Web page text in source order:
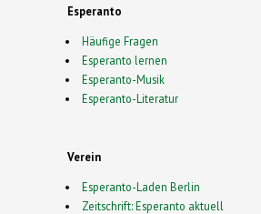
Esperanto
Häufige Fragen
Esperanto lernen
Esperanto-Musik
Esperanto-Literatur
Verein
Esperanto-Laden Berlin
Zeitschrift: Esperanto aktuell